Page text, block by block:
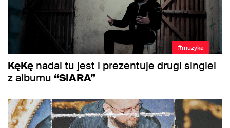
#muzyka
KęKę nadal tu jest i prezentuje drugi singiel
z albumu “SIARA”